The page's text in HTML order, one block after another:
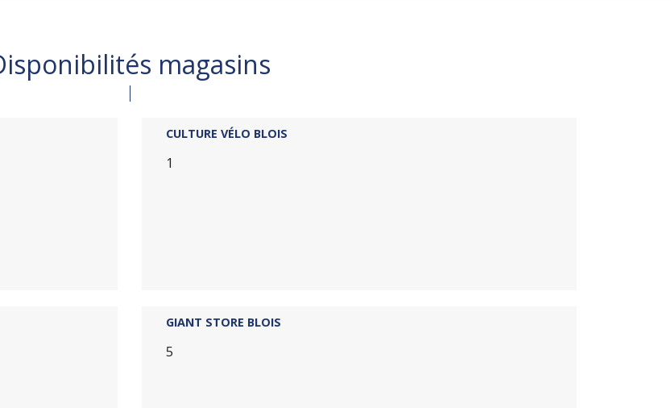
magasins
CULTURE VÉLO BLOIS
1
GIANT STORE BLOIS
5